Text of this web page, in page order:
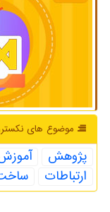
موضوع های
پژوهش
ارتباطات